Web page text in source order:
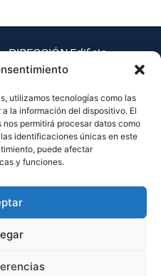
utilizamos tecnologías como las
la información del dispositivo. El
permitirá procesar datos como
identificaciones únicas en este
puede afectar
y funciones.
DIRECCIÓN Edificio
Espaitec 1, Universitat
Baynat, s/n
12071 Castellón de la
Plana, España
TEL.
(+34) 964 38 73 33
EMAIL
cgp@espaitec.uji.es